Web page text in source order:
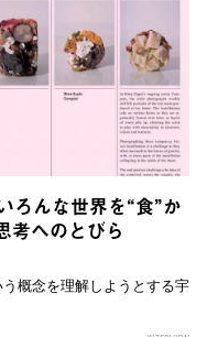
ろんな世界を“食”か
考へのとびら
概念を理解しようとする宇